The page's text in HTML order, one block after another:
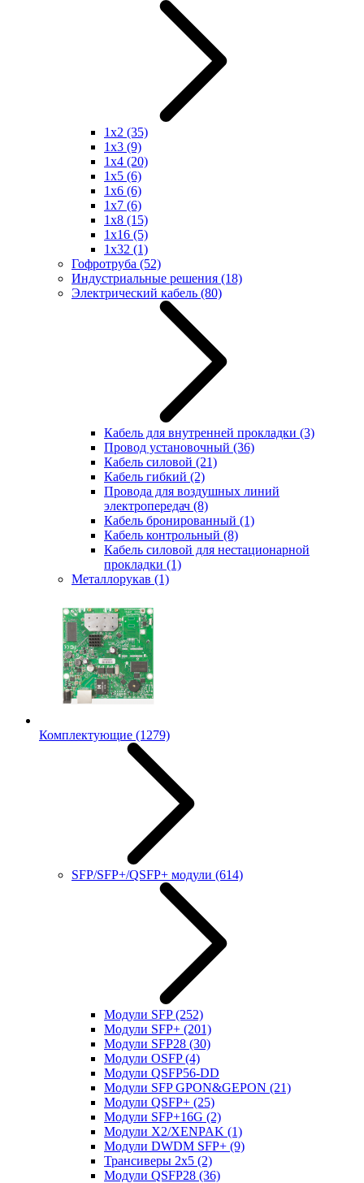
1x2 (35)
1x3 (9)
1x4 (20)
1x5 (6)
1x6 (6)
1x7 (6)
1x8 (15)
1x16 (5)
1x32 (1)
Гофротруба (52)
Индустриальные решения (18)
Электрический кабель (80)
Кабель для внутренней прокладки (3)
Провод установочный (36)
Кабель силовой (21)
Кабель гибкий (2)
Провода для воздушных линий
электропередач (8)
Кабель бронированный (1)
Кабель контрольный (8)
Кабель силовой для нестационарной
прокладки (1)
Металлорукав (1)
Комплектующие (1279)
SFP/SFP+/QSFP+ модули (614)
Модули SFP(252)
Модули SFP+ (201)
Модули SFP28 (30)
Модули OSFP(4)
Модули QSFP56-DD
Модули SFP GPON&GEPON (21)
Модули QSFP+ (25)
Модули SFP+16G (2)
Модули X2/XENPAK (1)
Модули DWDM SFP+ (9)
Трансиверы 2x5 (2)
Модули QSFP28 (36)